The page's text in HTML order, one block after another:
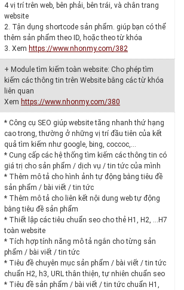
4 vị trí trên web, bên phải, bên trái, và chân trang
website
2. Tận dụng shortcode sản phẩm. giúp bạn có thể
thêm sản phẩm theo ID, hoặc theo từ khóa
3. Xem https://www.nhonmy.com/382
+ Module tìm kiếm toàn website: Cho phép tìm
kiếm các thông tin trên Website bằng các từ khóa
liên quan
Xem https://www.nhonmy.com/380
* Công cụ SEO giúp website tăng nhanh thứ hạng
cao trong, thường ở những vị trí đầu tiên của kết
quả tìm kiếm như google, bing, coccoc,…
* Cung cấp các hệ thống tìm kiếm các thông tin có
giá trị cho sản phẩm / dịch vụ / tin tức của mình
* Thêm mô tả cho hình ảnh tự động bằng tiêu đề
sản phẩm / bài viết / tin tức
* Thêm mô tả cho liên kết nội dung web tự động
bằng tiêu đề sản phẩm
* Thiết lập các tiêu chuẩn seo cho thẻ H1, H2, …H7
toàn website
* Tích hợp tính năng mô tả ngắn cho từng sản
phẩm / bài viết / tin tức
* Tiêu đề chuyên mục sản phẩm / bài viết / tin tức
chuẩn H2, h3, URL thân thiện, tự nhiên chuẩn seo
* Tiêu đề sản phẩm / bài viết / tin tức chuẩn H1,